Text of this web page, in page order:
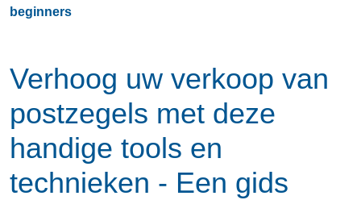
beginners
Verhoog uw verkoop van
postzegels met deze
handige tools en
technieken - Een gids